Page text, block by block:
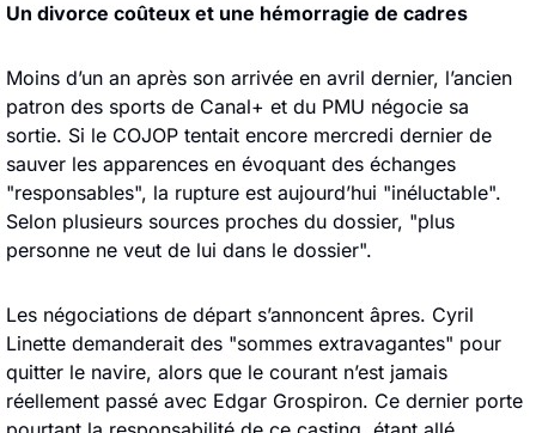
Un divorce coûteux et une hémorragie de cadres
Moins d’un an après son arrivée en avril dernier, l’ancien
patron des sports de Canal+ et du PMU négocie sa
sortie. Si le COJOP tentait encore mercredi dernier de
sauver les apparences en évoquant des échanges
"responsables", la rupture est aujourd’hui "inéluctable".
Selon plusieurs sources proches du dossier, "plus
personne ne veut de lui dans le dossier".
Les négociations de départ s’annoncent âpres. Cyril
Linette demanderait des "sommes extravagantes" pour
quitter le navire, alors que le courant n’est jamais
réellement passé avec Edgar Grospiron. Ce dernier porte